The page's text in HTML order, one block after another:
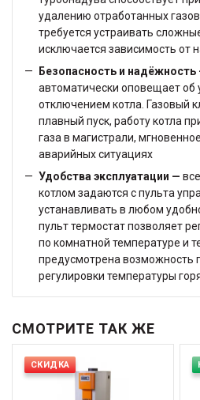
удалению отработанных
требуется устраивать
исключается зависимость от
Безопасность и надёжность
автоматически оповещает об
отключением котла. Газовый
плавный пуск, работу котла
газа в магистрали,
аварийных ситуациях
Удобства эксплуатации —
котлом задаются с пульта
устанавливать в любом
пульт термостат позволяет
по комнатной температуре и
предусмотрена возможность
регулировки температуры
СМОТРИТЕ ТАК ЖЕ
СКИДКА